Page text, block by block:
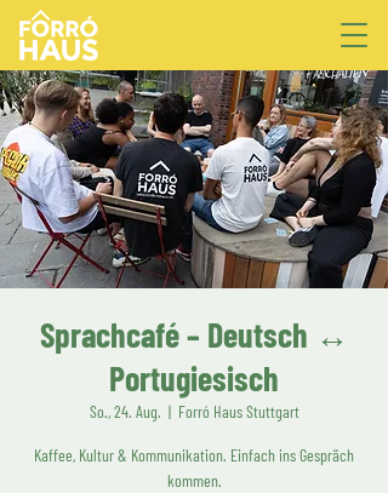
Sprachcafé – Deutsch ↔
Portugiesisch
So., 24. Aug.
  |
Forró Haus Stuttgart
Kaffee, Kultur & Kommunikation. Einfach ins Gespräch
kommen.